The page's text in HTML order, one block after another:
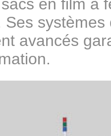
en film à
Ses
avancés